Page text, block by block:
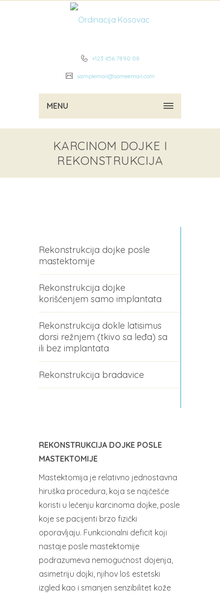
+123 456 7890 08
samplemail@someemail.com
MENU
KARCINOM DOJKE I
REKONSTRUKCIJA
Rekonstrukcija dojke posle
mastektomije
Rekonstrukcija dojke
korišćenjem samo implantata
Rekonstrukcija dokle latisimus
dorsi režnjem (tkivo sa leđa) sa
ili bez implantata
Rekonstrukcija bradavice
REKONSTRUKCIJA DOJKE POSLE
MASTEKTOMIJE
Mastektomija je relativno jednostavna
hiruška procedura, koja se najčešće
koristi u lečenju karcinoma dojke, posle
koje se pacijenti brzo fizički
oporavljaju. Funkcionalni deficit koji
nastaje posle mastektomije
podrazumeva nemogućnost dojenja,
asimetriju dojki, njihov loš estetski
izgled kao i smanjen senzibilitet kože